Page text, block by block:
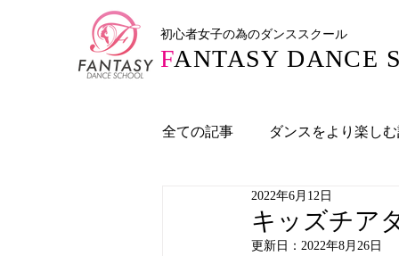
初心者女子の為のダンススクール
FANTASY DANCE
全ての記事 ダンスをより楽し
RIHO先生の投稿記事
キッズチア
2022年6月12日
更新日： 2022年8月26日